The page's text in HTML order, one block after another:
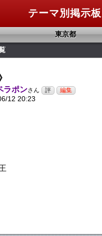
テーマ別掲示板
東京都
ラポンさん
12 20:23